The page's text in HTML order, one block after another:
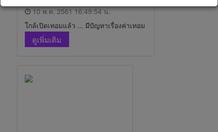
สนใจ
เป็น
ทางการ
10 พ.ค. 2561 16:49:54 น.
ใกล้เปิดเทอมแล้ว ... มีปัญหาเรื่องค่าเทอม
ดูเพิ่มเติม